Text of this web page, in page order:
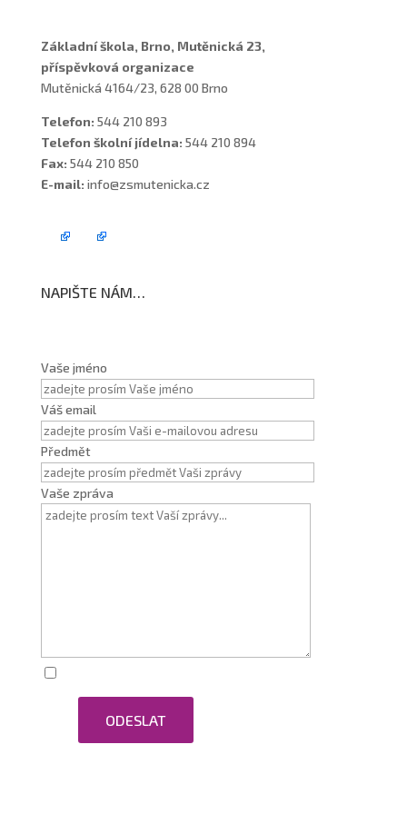
Základní škola, Brno, Mutěnická 23,
příspěvková organizace
Mutěnická 4164/23, 628 00 Brno
Telefon: 544 210 893
Telefon školní jídelna: 544 210 894
Fax: 544 210 850
E-mail: info@zsmutenicka.cz
NAPIŠTE NÁM…
Vaše jméno
Váš email
Předmět
Vaše zpráva
ODESLAT